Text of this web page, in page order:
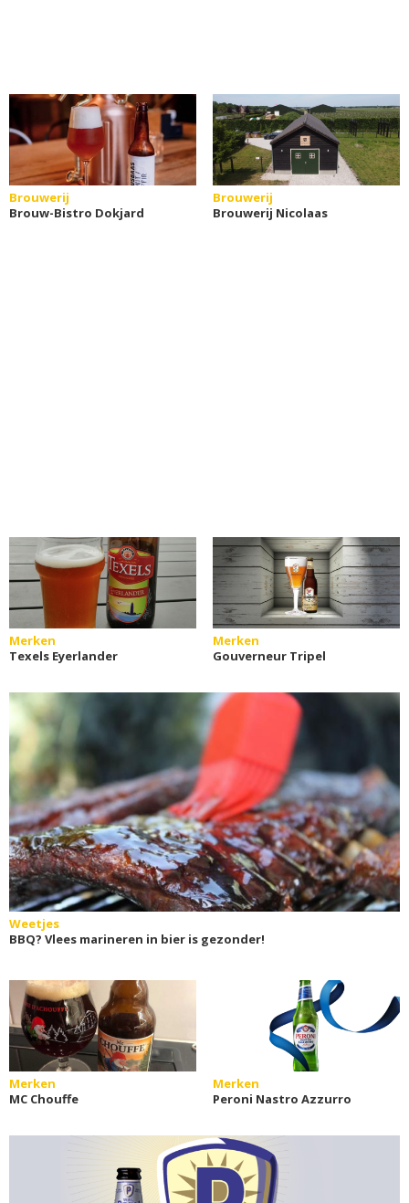
Brouwerij
Brouw-Bistro Dokjard
Brouwerij
Brouwerij Nicolaas
Merken
Texels Eyerlander
Merken
Gouverneur Tripel
Weetjes
BBQ? Vlees marineren in bier is gezonder!
Merken
MC Chouffe
Merken
Peroni Nastro Azzurro